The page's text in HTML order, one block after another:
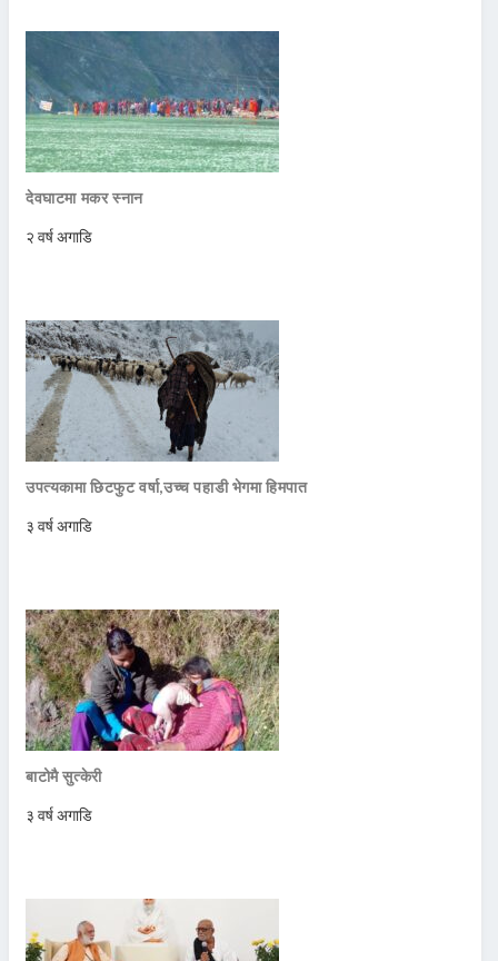
देवघाटमा मकर स्नान
२ वर्ष अगाडि
उपत्यकामा छिटफुट वर्षा,उच्च पहाडी भेगमा हिमपात
३ वर्ष अगाडि
बाटोमै सुत्केरी
३ वर्ष अगाडि